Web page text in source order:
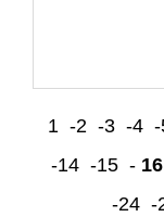
1 -2 -3 -4 -
-14 -15 - 16
-24 -